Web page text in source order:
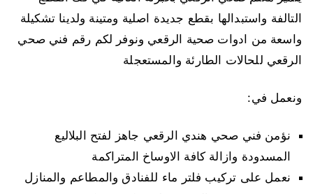
التالفة واستبدالها بقطع جديدة اصلية ومتينة ولدينا تشكيلة
واسعة من ادوات صحية الرقعي ونوفر لكم رقم فني صحي
الرقعي للحالات الطارئة والمستعجلة
ونعمل في:
نؤمن فني صحي هندي الرقعي جاهز لفتح البلاليع
المسدودة وازالة كافة الاوساخ المتراكمة
نعمل على تركيب فلتر ماء للفنادق والمطاعم والمنازل